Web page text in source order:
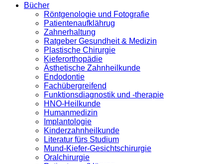
Bücher
Röntgenologie und Fotografie
Patientenaufklährug
Zahnerhaltung
Ratgeber Gesundheit & Medizin
Plastische Chirurgie
Kieferorthopädie
Ästhetische Zahnheilkunde
Endodontie
Fachübergreifend
Funktionsdiagnostik und -therapie
HNO-Heilkunde
Humanmedizin
Implantologie
Kinderzahnheilkunde
Literatur fürs Studium
Mund-Kiefer-Gesichtschirurgie
Oralchirurgie